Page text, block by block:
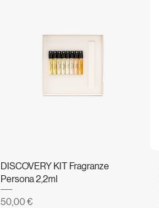
DISCOVERY KIT Fragranze
Persona 2,2ml
Prezzo
50,00 €